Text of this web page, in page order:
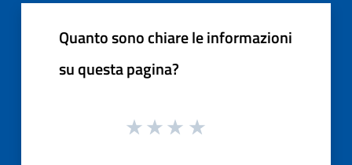
Quanto sono chiare le informazioni
su questa pagina?